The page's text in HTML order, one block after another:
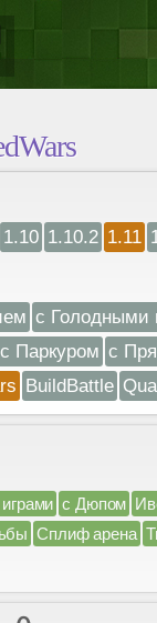
1.10 1.10.2 1.11
с Голодными
с Паркуром с
BuildBattle
с Дюпом
Сплиф арена